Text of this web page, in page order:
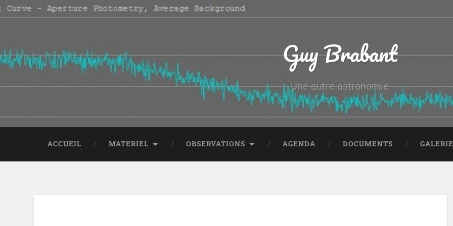
Guy Brabant
Une autre astronomie
ACCUEIL MATERIEL OBSERVATIONS AGENDA DOCUMENTS